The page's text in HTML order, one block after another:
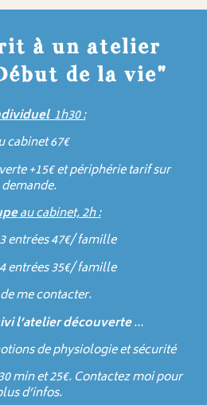
à un atelier
de la vie"
1h30 :
cabinet 67€
+15€ et périphérie tarif sur
demande.
au cabinet, 2h :
entrées 47€/ famille
entrées 35€/ famille
me contacter.
l’atelier découverte…
de physiologie et sécurité
min et 25€. Contactez moi pour
d’infos.